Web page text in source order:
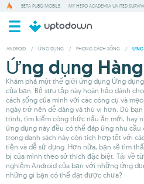
BETA PUBG MOBILE MY HERO ACADEMIA UNITED
ANDROID / ỨNG DỤNG / PHONG CÁCH SỐNG / ỨNG
Ứng dụng
Khám phá một thế giới ứng dụng Ứng
của bạn. Bộ sưu tập này hoàn hảo dành
cách sống của mình với các công cụ và
ngày trở nên dễ dàng và thú vị hơn. Dù
trình, tìm kiếm công thức nấu ăn mới, hay
ứng dụng này đều có thể đáp ứng nhu
trong danh sách này còn tích hợp tốt với
tiện và dễ sử dụng. Hơn nữa, bạn sẽ tìm
bị của mình theo sở thích đặc biệt. Tải về
nghiệm Android của bạn với những ứng
những gì bạn có thể đạt được chưa?